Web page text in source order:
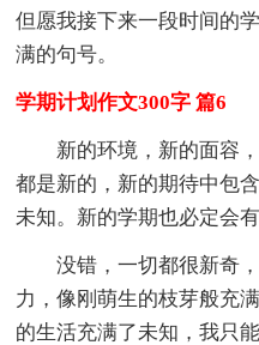
但愿我接下来一段时间的
满的句号。
学期计划作文300字 篇6
新的环境，新的面容，
都是新的，新的期待中包
未知。新的学期也必定会
没错，一切都很新奇，
力，像刚萌生的枝芽般充
的生活充满了未知，我只